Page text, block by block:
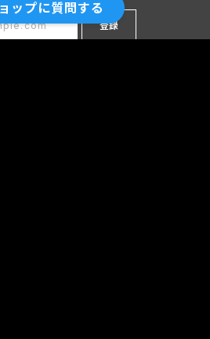
登録
ップに質問する